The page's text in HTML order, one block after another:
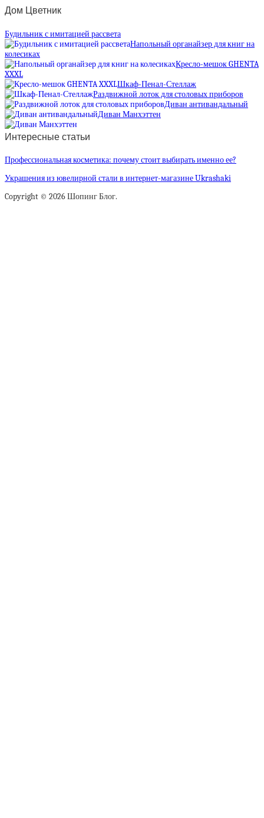
Дом Цветник
Будильник с имитацией рассвета
Напольный органайзер для книг на
колесиках
Кресло-мешок GHENTA
XXXL
Шкаф-Пенал-Стеллаж
Раздвижной лоток для столовых приборов
Диван антивандальный
Диван Манхэттен
Интересные статьи
Профессиональная косметика: почему стоит выбирать именно ее?
Украшения из ювелирной стали в интернет-магазине Ukrashaki
Copyright © 2026 Шопинг Блог.